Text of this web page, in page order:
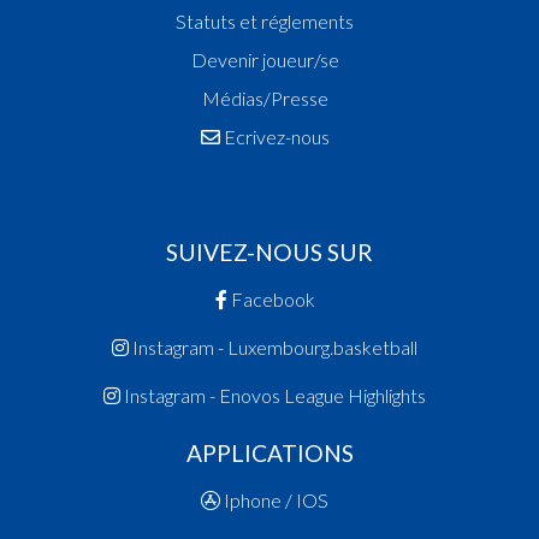
Statuts et réglements
Devenir joueur/se
Médias/Presse
Ecrivez-nous
SUIVEZ-NOUS SUR
Facebook
Instagram - Luxembourg.basketball
Instagram - Enovos League Highlights
APPLICATIONS
Iphone / IOS